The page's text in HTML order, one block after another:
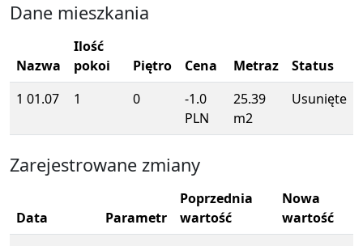
Dane mieszkania
Nazwa
Ilość
pokoi
Piętro Cena Metraz
Status
1 01.07
1 0
-1.0
PLN
25.39
m2
Usunięte
Zarejestrowane zmiany
Data Parametr
Poprzednia
wartość
Nowa
wartość